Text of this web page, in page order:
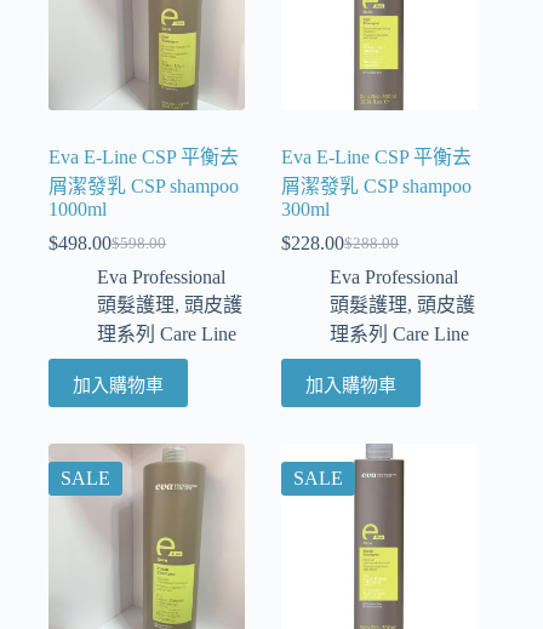
Eva E-Line CSP 平衡去
屑潔發乳 CSP shampoo
1000ml
$598.00
$498.00
Eva Professional
頭髮護理, 頭皮護
理系列 Care Line
加入購物車
Eva E-Line CSP 平衡去
屑潔發乳 CSP shampoo
300ml
$288.00
$228.00
Eva Professional
頭髮護理, 頭皮護
理系列 Care Line
加入購物車
SALE SALE